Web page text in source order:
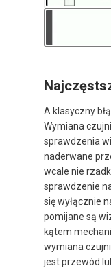
A klasyczny
Wymiana
sprawdzenia
naderwane
wcale nie
sprawdzenie
się wyłącznie
pomijane są
kątem
wymiana
jest przewód